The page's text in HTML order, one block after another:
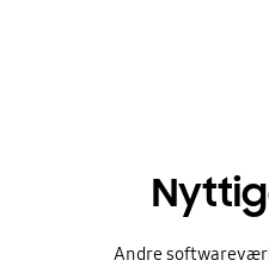
Andre